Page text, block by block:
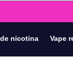
nicotina Vape